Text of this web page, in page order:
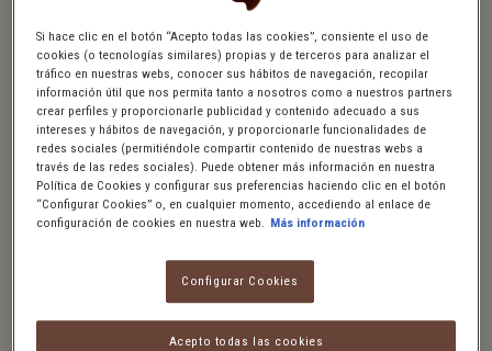
producen. Se trata de la mejor alternativa para garantizar el futuro
del cultivo del café. Por eso, en Bonka apostamos decididamente
por el fomento de laagricultura responsableen el café. Hoy te
contamos por qué tú también deberías apostar por elcafé
sustentableo responsable.
AGRICULTURA RESPONSABLE: UN SISTEMA
CON BENEFICIOS PARA TODOS
Si hace clic en el botón “Acepto todas las cookies”, consiente el uso de
cookies (o tecnologías similares) propias y de terceros para analizar el
tráfico en nuestras webs, conocer sus hábitos de navegación, recopilar
información útil que nos permita tanto a nosotros como a nuestros partners
crear perfiles y proporcionarle publicidad y contenido adecuado a sus
intereses y hábitos de navegación, y proporcionarle funcionalidades de
redes sociales (permitiéndole compartir contenido de nuestras webs a
través de las redes sociales). Puede obtener más información en nuestra
Política de Cookies y configurar sus preferencias haciendo clic en el botón
“Configurar Cookies” o, en cualquier momento, accediendo al enlace de
configuración de cookies en nuestra web. Más información
Configurar Cookies
Acepto todas las cookies